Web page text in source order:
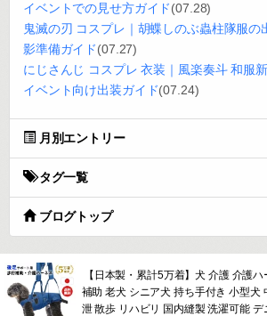
イベントでの見せ方ガイド(07.28)
鬼滅の刃 コスプレ｜胡蝶しのぶ蟲柱隊服の
影準備ガイド(07.27)
にじさんじ コスプレ 衣装｜風楽奏斗 和服
イベント向け出装ガイド(07.24)
月別エントリー
タグ一覧
ブログトップ
【日本製・累計5万着】犬 介護 介護
補助 老犬 シニア犬 持ち手付き 小型犬
泄 散歩 リハビリ 国内縫製 洗濯可能